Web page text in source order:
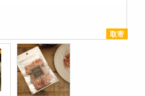
取寄